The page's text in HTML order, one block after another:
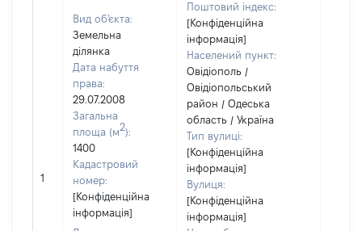
1
Вид об'єкта:
Земельна
ділянка
Дата набуття
права:
29.07.2008
Загальна
площа (м2):
1400
Кадастровий
номер:
[Конфіденційна
інформація]
Поштовий індекс:
[Конфіденційна
інформація]
Населений пункт:
Овідіополь /
Овідіопольський
район / Одеська
область / Україна
Тип вулиці:
[Конфіденційна
інформація]
Вулиця:
[Конфіденційна
інформація]